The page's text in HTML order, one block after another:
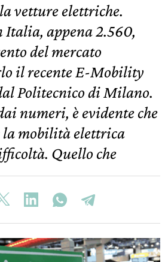
vetture elettriche.
Italia, appena 2.560,
del mercato
il recente E-Mobility
Politecnico di Milano.
numeri, è evidente che
la mobilità elettrica
Quello che